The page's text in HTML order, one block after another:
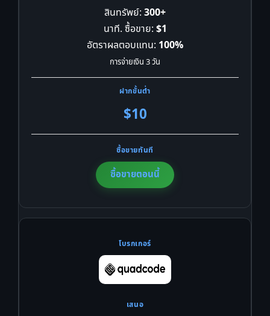
สินทรัพย์: 300+
นาที. ซื้อขาย: $1
อัตราผลตอบแทน: 100%
การจ่ายเงิน 3 วัน
$10
ซื้อขายตอนนี้